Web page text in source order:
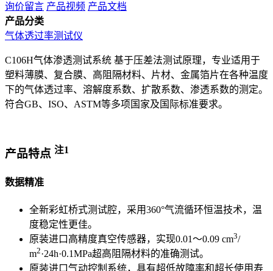
询价留言 产品视频 产品文档
产品分类
气体透过率测试仪
C106H气体渗透测试系统 基于压差法测试原理，专业适用于
塑料薄膜、复合膜、高阻隔材料、片材、金属箔片在各种温度
下的气体透过率、溶解度系数、扩散系数、渗透系数的测定。
符合GB、ISO、ASTM等多项国家及国际标准要求。
产品特点 注1
数据精准
全新彩虹桥式测试腔，采用360°气流循环恒温技术，温
度稳定性更佳。
原装进口高精度真空传感器，实现0.01～0.09 cm3/
m2·24h·0.1MPa超高阻隔材料的准确测试。
原装进口气动控制系统，具有超低故障率和超长使用寿